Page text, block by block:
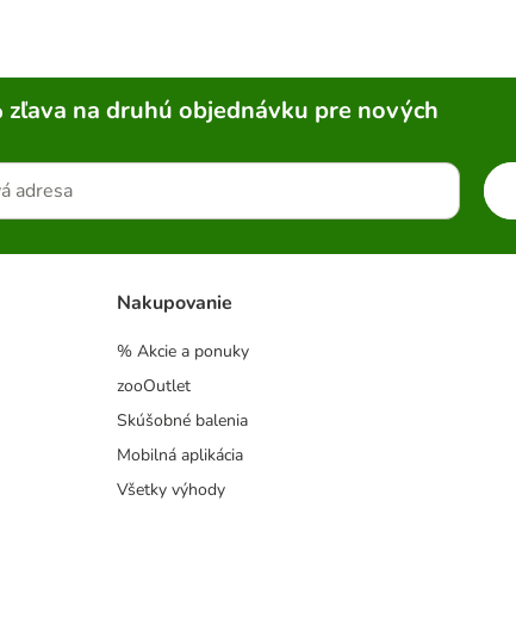
na druhú objednávku pre nových
Nakupovanie
% Akcie a ponuky
zooOutlet
Skúšobné balenia
Mobilná aplikácia
Všetky výhody